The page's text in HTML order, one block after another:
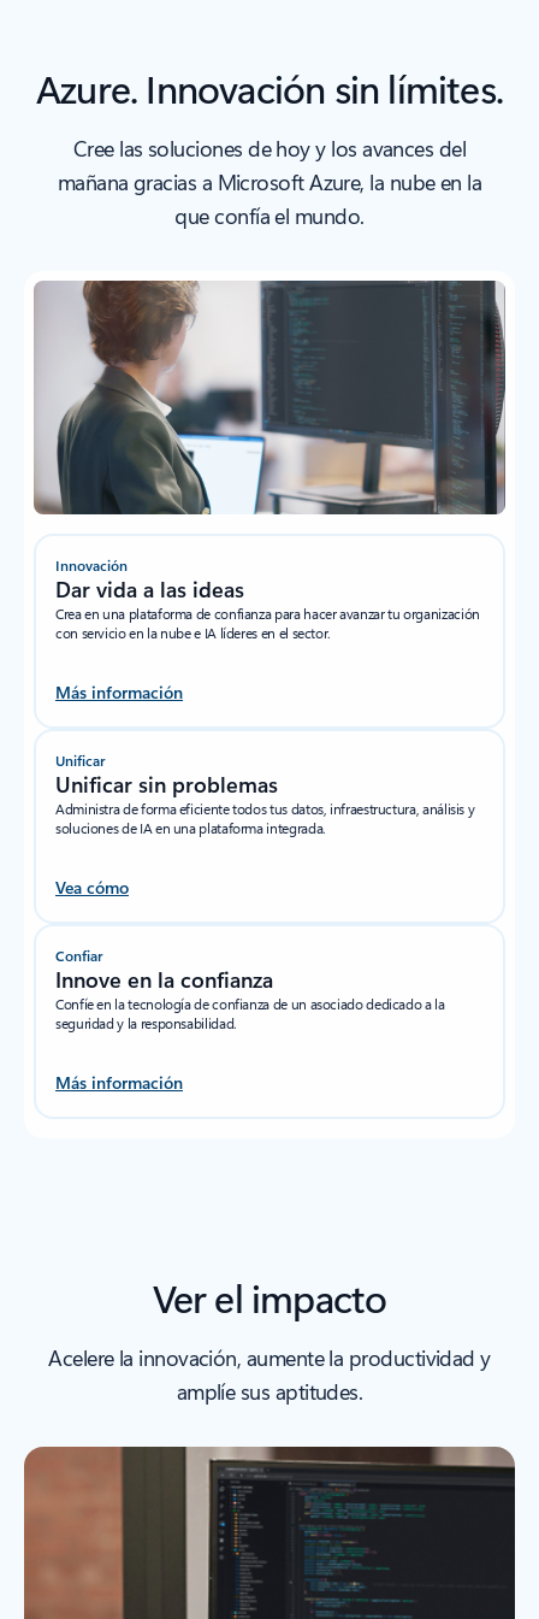
Azure. Innovación sin límites.
Cree las soluciones de hoy y los avances del
mañana gracias a Microsoft Azure, la nube en la
que confía el mundo.
Innovación
Dar vida a las ideas
Crea en una plataforma de confianza para hacer avanzar tu organización
con servicio en la nube e IA líderes en el sector.
Más información
Unificar
Unificar sin problemas
Administra de forma eficiente todos tus datos, infraestructura, análisis y
soluciones de IA en una plataforma integrada.
Vea cómo
Confiar
Innove en la confianza
Confíe en la tecnología de confianza de un asociado dedicado a la
seguridad y la responsabilidad.
Más información
Ver el impacto
Acelere la innovación, aumente la productividad y
amplíe sus aptitudes.